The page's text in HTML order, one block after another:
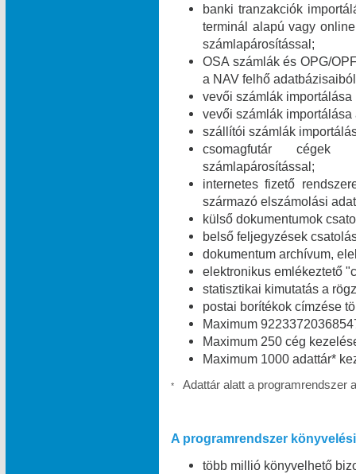
banki tranzakciók
terminál alapú vagy
számlapárosítással;
OSA számlák és OPG/
a NAV felhő
vevői számlák
vevői számlák
szállítói számlák
csomagfutár cégek
számlapárosítással;
internetes fizető
származó elszámolási
külső dokumentumok
belső feljegyzések
dokumentum archívum,
elektronikus emlékeztető
statisztikai kimutatás a
postai borítékok címzése
Maximum
Maximum 250 cég
Maximum 1000 adattár*
* Adattár alatt a programrendszer
A programrendszer
több millió könyvelhető